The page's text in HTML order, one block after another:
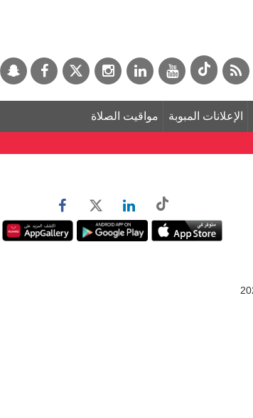
الإعلانات المبوبة مواقيت الصلاة